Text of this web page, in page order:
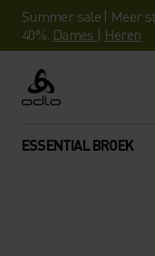
Summer sale | Meer
40%. Dames | Heren
Odlo
ESSENTIAL BROEK